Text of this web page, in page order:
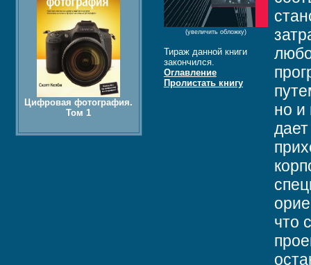
(увеличить обложку)
Тираж данной книги
закончился.
Оглавление
Пролистать книгу
но и
что
Цифровая фотография.
Том 1